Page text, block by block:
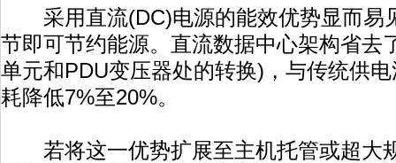
采用直流(DC)电源的能效优势显而易
节即可节约能源。直流数据中心架构省去
单元和PDU变压器处的转换)，与传统供
耗降低7%至20%。
若将这一优势扩展至主机托管或超大